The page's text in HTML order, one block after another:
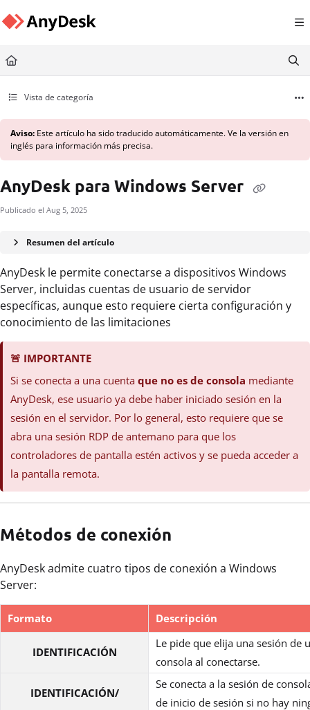
Fetch the complete documentation index at:
https://support.anydesk.com/llms.txt
Vista de categoría
Aviso: Este artículo ha sido traducido automáticamente. Ve la versión en
inglés para información más precisa.
AnyDesk para Windows Server
Publicado el Aug 5, 2025
Resumen del artículo
AnyDesk le permite conectarse a dispositivos Windows
Server, incluidas cuentas de usuario de servidor
específicas, aunque esto requiere cierta configuración y
conocimiento de las limitaciones
🚨 IMPORTANTE
Si se conecta a una cuentaque no es de consola mediante
AnyDesk, ese usuario ya debe haber iniciado sesión en la
sesión en el servidor. Por lo general, esto requiere que se
abra una sesión RDP de antemano para que los
controladores de pantalla estén activos y se pueda acceder a
la pantalla remota.
Métodos de conexión
AnyDesk admite cuatro tipos de conexión a Windows
Server:
Formato Descripción
IDENTIFICACIÓN
Le pide que elija una sesión de
consola al conectarse.
IDENTIFICACIÓN/
Se conecta a la sesión de
de inicio de sesión si no hay